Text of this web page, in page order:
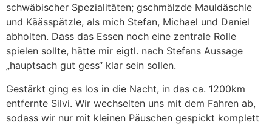
schwäbischer Spezialitäten; gschmälzde Mauldäschle
und Käässpätzle, als mich Stefan, Michael und Daniel
abholten. Dass das Essen noch eine zentrale Rolle
spielen sollte, hätte mir eigtl. nach Stefans Aussage
„hauptsach gut gess“ klar sein sollen.
Gestärkt ging es los in die Nacht, in das ca. 1200km
entfernte Silvi. Wir wechselten uns mit dem Fahren ab,
sodass wir nur mit kleinen Päuschen gespickt komplett